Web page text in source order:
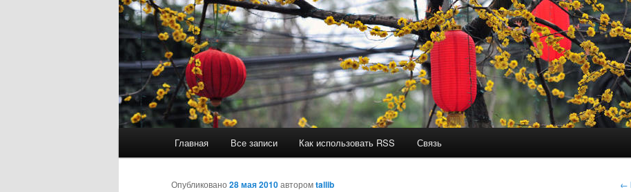
Главная Все записи Как использовать RSS Связь
←
Опубликовано 28 мая 2010авторомtallib